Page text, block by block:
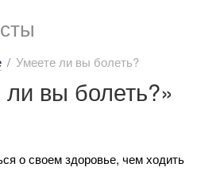
Умеете ли вы болеть?
вы болеть?»
о своем здоровье, чем ходить